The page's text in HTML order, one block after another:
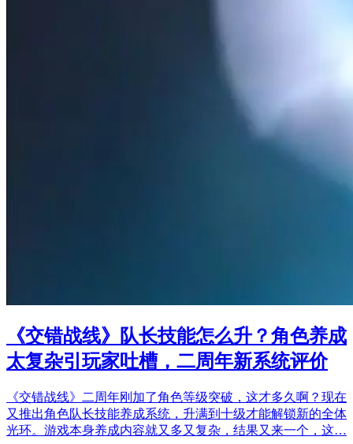
《交错战线》队长技能怎么升？角色养成
太复杂引玩家吐槽，二周年新系统评价
《交错战线》二周年刚加了角色等级突破，这才多久啊？现在
又推出角色队长技能养成系统，升满到十级才能解锁新的全体
光环。游戏本身养成内容就又多又复杂，结果又来一个，这…